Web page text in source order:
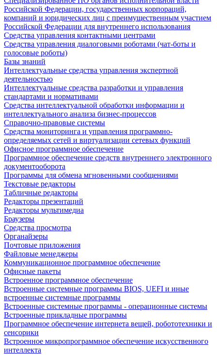
Российской Федерации, государственных корпораций,
компаний и юридических лиц с преимущественным участием
Российской Федерации для внутреннего использования
Средства управления контактными центрами
Средства управления диалоговыми роботами (чат-боты и
голосовые роботы)
Базы знаний
Интеллектуальные средства управления экспертной
деятельностью
Интеллектуальные средства разработки и управления
стандартами и нормативами
Средства интеллектуальной обработки информации и
интеллектуального анализа бизнес-процессов
Справочно-правовые системы
Средства мониторинга и управления программно-
определяемых сетей и виртуализации сетевых функций
Офисное программное обеспечение
Программное обеспечение средств внутреннего электронного
документооборота
Программы для обмена мгновенными сообщениями
Текстовые редакторы
Табличные редакторы
Редакторы презентаций
Редакторы мультимедиа
Браузеры
Средства просмотра
Органайзеры
Почтовые приложения
Файловые менеджеры
Коммуникационное программное обеспечение
Офисные пакеты
Встроенное программное обеспечение
Встроенные системные программы BIOS, UEFI и иные
встроенные системные программы
Встроенные системные программы - операционные системы
Встроенные прикладные программы
Программное обеспечение интернета вещей, робототехники и
сенсорики
Встроенное микропрограммное обеспечение искусственного
интеллекта